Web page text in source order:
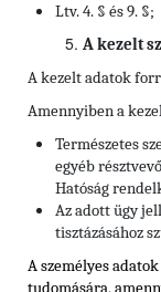
Ltv. 4. § és 9. §;
A kezelt
A kezelt adatok
Amennyiben a
Természetes
egyéb
Hatóság
Az adott ügy
tisztázásához
A személyes
tudomására,